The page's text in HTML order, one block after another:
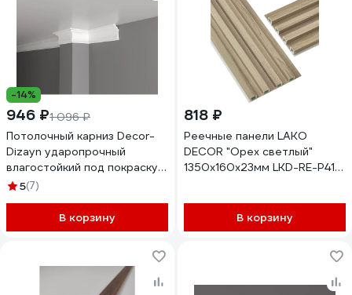
-14%
946 ₽1 096 ₽
Потолочный карниз Decor-
Dizayn ударопрочный
влагостойкий под покраску
80Х40Х2000 мм DD502
5(7)
В корзину
818 ₽
Реечные панели LAKO
DECOR "Орех светлый"
1350x160x23мм LKD-RE-P41-
В корзину